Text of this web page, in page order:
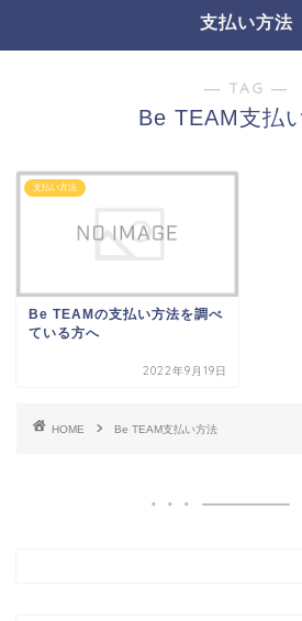
支払い方法
― TAG ―
Be TEAM支払
支払い方法
Be TEAMの支払い方法を調べ
ている方へ
2022年9月19日
HOME Be TEAM支払い方法